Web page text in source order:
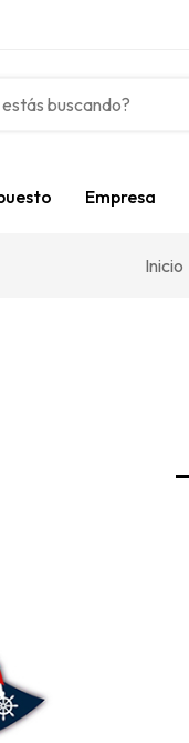
Empresa
Inicio